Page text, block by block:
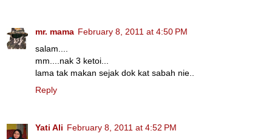
mr. mama February 8, 2011 at 4:50 PM
salam....
mm....nak 3 ketoi...
lama tak makan sejak dok kat sabah nie..
Reply
Yati Ali February 8, 2011 at 4:52 PM